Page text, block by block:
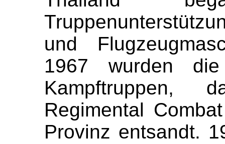
und
1967 wurden die
Kampftruppen,
Regimental
Provinz entsandt.